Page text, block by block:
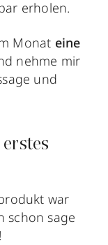
erholen.
Monat eine
nehme mir
und
war
schon sage